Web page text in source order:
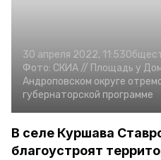
30 апреля 2022, 11:53
Фото: СКИА // Площадь у
Андроповском округе
губернаторской программе
В селе Куршава
благоустроят